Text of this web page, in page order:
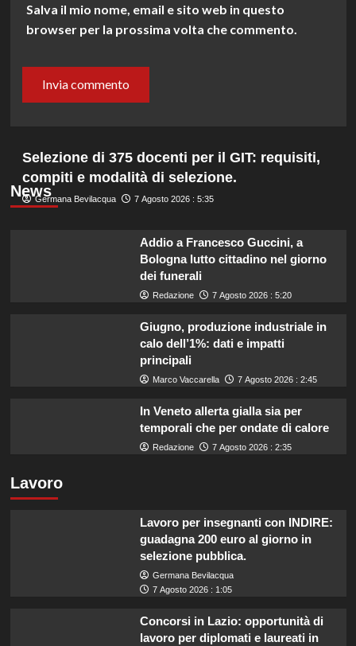
Salva il mio nome, email e sito web in questo
browser per la prossima volta che commento.
News
Selezione di 375 docenti per il GIT: requisiti,
compiti e modalità di selezione.
Germana Bevilacqua 7 Agosto 2026 : 5:35
Addio a Francesco Guccini, a
Bologna lutto cittadino nel giorno
dei funerali
Redazione 7 Agosto 2026 : 5:20
Giugno, produzione industriale in
calo dell’1%: dati e impatti
principali
Marco Vaccarella 7 Agosto 2026 : 2:45
In Veneto allerta gialla sia per
temporali che per ondate di calore
Redazione 7 Agosto 2026 : 2:35
Lavoro
Lavoro per insegnanti con INDIRE:
guadagna 200 euro al giorno in
selezione pubblica.
Germana Bevilacqua
7 Agosto 2026 : 1:05
Concorsi in Lazio: opportunità di
lavoro per diplomati e laureati in